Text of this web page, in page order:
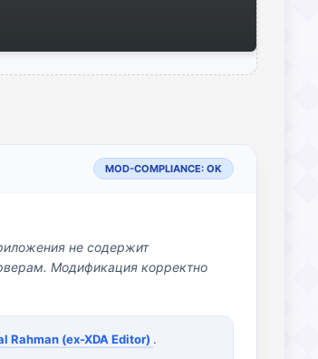
MOD-COMPLIANCE: OK
не содержит
Модификация корректно
Rahman (ex-XDA Editor) .